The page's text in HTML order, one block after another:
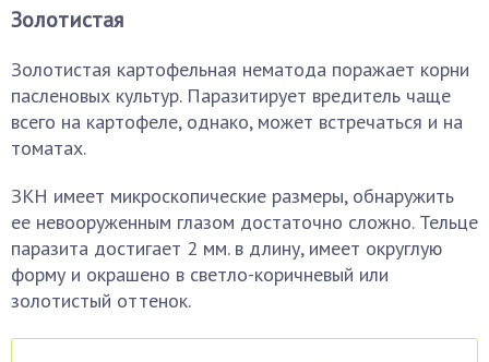
Золотистая
Золотистая картофельная нематода поражает корни
пасленовых культур. Паразитирует вредитель чаще
всего на картофеле, однако, может встречаться и на
томатах.
ЗКН имеет микроскопические размеры, обнаружить
ее невооруженным глазом достаточно сложно. Тельце
паразита достигает 2 мм. в длину, имеет округлую
форму и окрашено в светло-коричневый или
золотистый оттенок.